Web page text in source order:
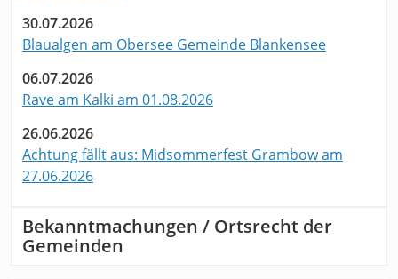
30.07.2026
Blaualgen am Obersee Gemeinde Blankensee
06.07.2026
Rave am Kalki am 01.08.2026
26.06.2026
Achtung fällt aus: Midsommerfest Grambow am
27.06.2026
Bekanntmachungen / Ortsrecht der
Gemeinden